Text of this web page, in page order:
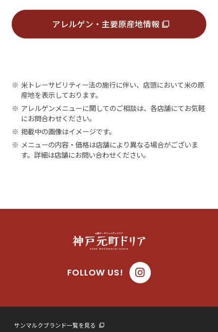
アレルゲン・主要原産地情報
※ 米トレーサビリティー法の施行に伴い、店頭において米の原
産地を表示しております。
※ アレルゲンメニューに関してのご相談は、各店舗にてお気軽
にお問合わせください。
※ 掲載中の画像はイメージです。
※ メニューの内容・価格は店舗により異なる場合がございま
す。詳細は店舗にお問い合わせください。
FOLLOW US!
サンマルクブランド一覧を見る